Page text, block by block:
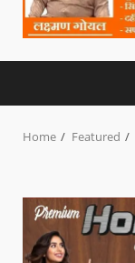
Home Featured